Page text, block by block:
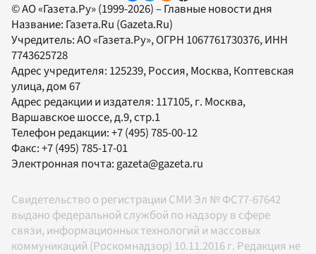
© АО «Газета.Ру» (1999-2026) – Главные новости дня
Название: Газета.Ru (Gazeta.Ru)
Учредитель:АО «Газета.Ру», ОГРН 1067761730376, ИНН
7743625728
Адрес учредителя: 125239, Россия, Москва, Коптевская
улица, дом 67
Адрес редакции и издателя: 117105, г. Москва,
Варшавское шоссе, д.9, стр.1
Телефон редакции:+7 (495) 785-00-12
Факс:+7 (495) 785-17-01
Электронная почта:gazeta@gazeta.ru
Свидетельство о регистрации СМИ Эл № ФС77-67642
выдано федеральной службой по надзору в сфере
связи, информационных технологий и массовых
коммуникаций (Роскомнадзор) 10.11.2016 г. Редакция не